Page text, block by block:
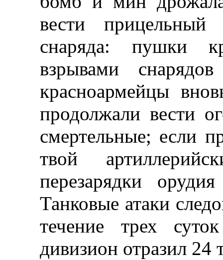
вести
снаряда: пушки
взрывами
красноармейцы
продолжали вести
смертельные; если
твой
перезарядки
Танковые атаки
течение трех
дивизион отразил 24